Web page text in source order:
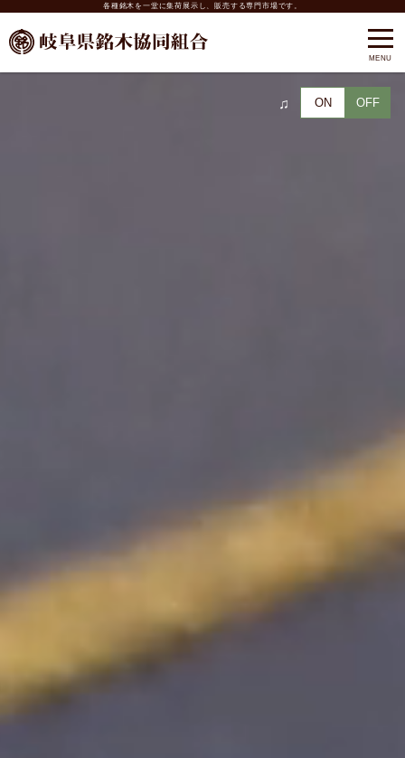
各種銘木を一堂に集荷展示し、販売する専門市場です。
♫ ON OFF